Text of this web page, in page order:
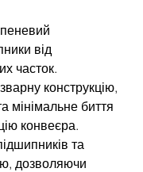
від
часток.
конструкцію,
мінімальне биття
конвеєра.
та
дозволяючи